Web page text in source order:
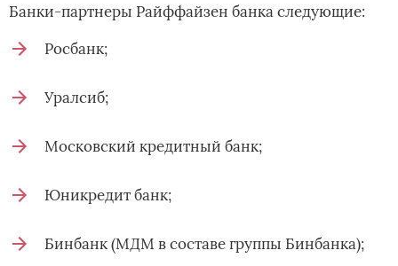
Банки-партнеры Райффайзен банка следующие:
Росбанк;
Уралсиб;
Московский кредитный банк;
Юникредит банк;
Бинбанк (МДМ в составе группы Бинбанка);